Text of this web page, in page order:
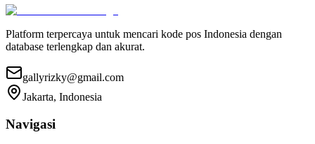
Platform terpercaya untuk mencari kode pos Indonesia dengan
database terlengkap dan akurat.
gallyrizky@gmail.com
Jakarta, Indonesia
Navigasi